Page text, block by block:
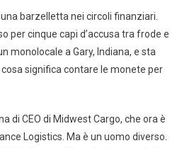
una barzelletta nei circoli finanziari.
per cinque capi d’accusa tra frode e
monolocale a Gary, Indiana, e sta
significa contare le monete per
di CEO di Midwest Cargo, che ora è
Logistics. Ma è un uomo diverso.